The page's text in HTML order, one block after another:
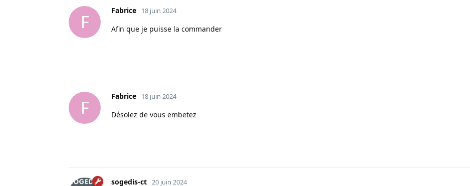
F
Fabrice 18 juin 2024
Afin que je puisse la commander
F
Fabrice 18 juin 2024
Désolez de vous embetez
sogedis-ct 20 juin 2024